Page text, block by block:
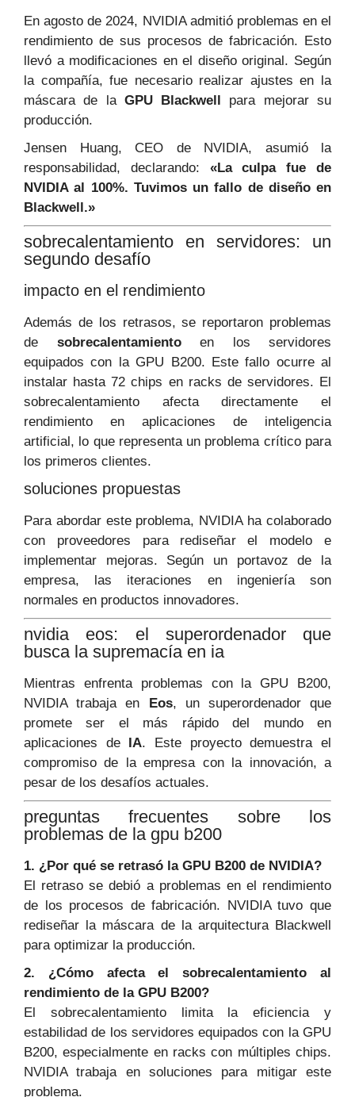
En agosto de 2024, NVIDIA admitió problemas en el
rendimiento de sus procesos de fabricación. Esto
llevó a modificaciones en el diseño original. Según
la compañía, fue necesario realizar ajustes en la
máscara de la GPU Blackwell para mejorar su
producción.
Jensen Huang, CEO de NVIDIA, asumió la
responsabilidad, declarando: «La culpa fue de
NVIDIA al 100%. Tuvimos un fallo de diseño en
Blackwell.»
sobrecalentamiento en servidores: un
segundo desafío
impacto en el rendimiento
Además de los retrasos, se reportaron problemas
de sobrecalentamientoen los servidores
equipados con la GPU B200. Este fallo ocurre al
instalar hasta 72 chips en racks de servidores. El
sobrecalentamiento afecta directamente el
rendimiento en aplicaciones de inteligencia
artificial, lo que representa un problema crítico para
los primeros clientes.
soluciones propuestas
Para abordar este problema, NVIDIA ha colaborado
con proveedores para rediseñar el modelo e
implementar mejoras. Según un portavoz de la
empresa, las iteraciones en ingeniería son
normales en productos innovadores.
nvidia eos: el superordenador que
busca la supremacía en ia
Mientras enfrenta problemas con la GPU B200,
NVIDIA trabaja en Eos, un superordenador que
promete ser el más rápido del mundo en
aplicaciones de IA. Este proyecto demuestra el
compromiso de la empresa con la innovación, a
pesar de los desafíos actuales.
preguntas frecuentes sobre los
problemas de la gpu b200
1. ¿Por qué se retrasó la GPU B200 de NVIDIA?
El retraso se debió a problemas en el rendimiento
de los procesos de fabricación. NVIDIA tuvo que
rediseñar la máscara de la arquitectura Blackwell
para optimizar la producción.
2. ¿Cómo afecta el sobrecalentamiento al
rendimiento de la GPU B200?
El sobrecalentamiento limita la eficiencia y
estabilidad de los servidores equipados con la GPU
B200, especialmente en racks con múltiples chips.
NVIDIA trabaja en soluciones para mitigar este
problema.